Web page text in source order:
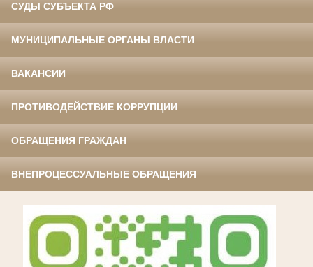
СУДЫ СУБЪЕКТА РФ
МУНИЦИПАЛЬНЫЕ ОРГАНЫ ВЛАСТИ
ВАКАНСИИ
ПРОТИВОДЕЙСТВИЕ КОРРУПЦИИ
ОБРАЩЕНИЯ ГРАЖДАН
ВНЕПРОЦЕССУАЛЬНЫЕ ОБРАЩЕНИЯ